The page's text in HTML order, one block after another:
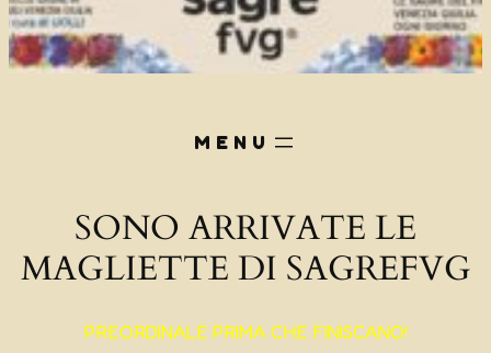
SONO ARRIVATE LE
MAGLIETTE DI SAGREFVG
PREORDINALE PRIMA CHE FINISCANO!